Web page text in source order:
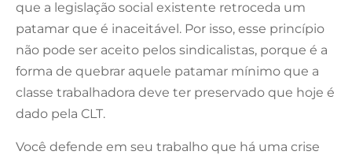
que a legislação social existente retroceda um
patamar que é inaceitável. Por isso, esse princípio
não pode ser aceito pelos sindicalistas, porque é a
forma de quebrar aquele patamar mínimo que a
classe trabalhadora deve ter preservado que hoje é
dado pela CLT.
Você defende em seu trabalho que há uma crise